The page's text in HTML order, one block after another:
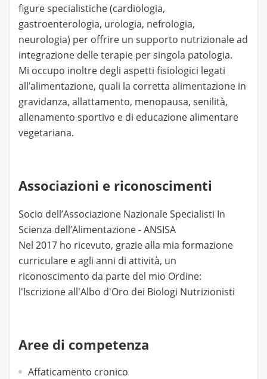
figure specialistiche (cardiologia,
gastroenterologia, urologia, nefrologia,
neurologia) per offrire un supporto nutrizionale ad
integrazione delle terapie per singola patologia.
Mi occupo inoltre degli aspetti fisiologici legati
all’alimentazione, quali la corretta alimentazione in
gravidanza, allattamento, menopausa, senilità,
allenamento sportivo e di educazione alimentare
vegetariana.
Associazioni e riconoscimenti
Socio dell’Associazione Nazionale Specialisti In
Scienza dell’Alimentazione - ANSISA
Nel 2017 ho ricevuto, grazie alla mia formazione
curriculare e agli anni di attività, un
riconoscimento da parte del mio Ordine:
l'Iscrizione all'Albo d'Oro dei Biologi Nutrizionisti
Aree di competenza
Affaticamento cronico